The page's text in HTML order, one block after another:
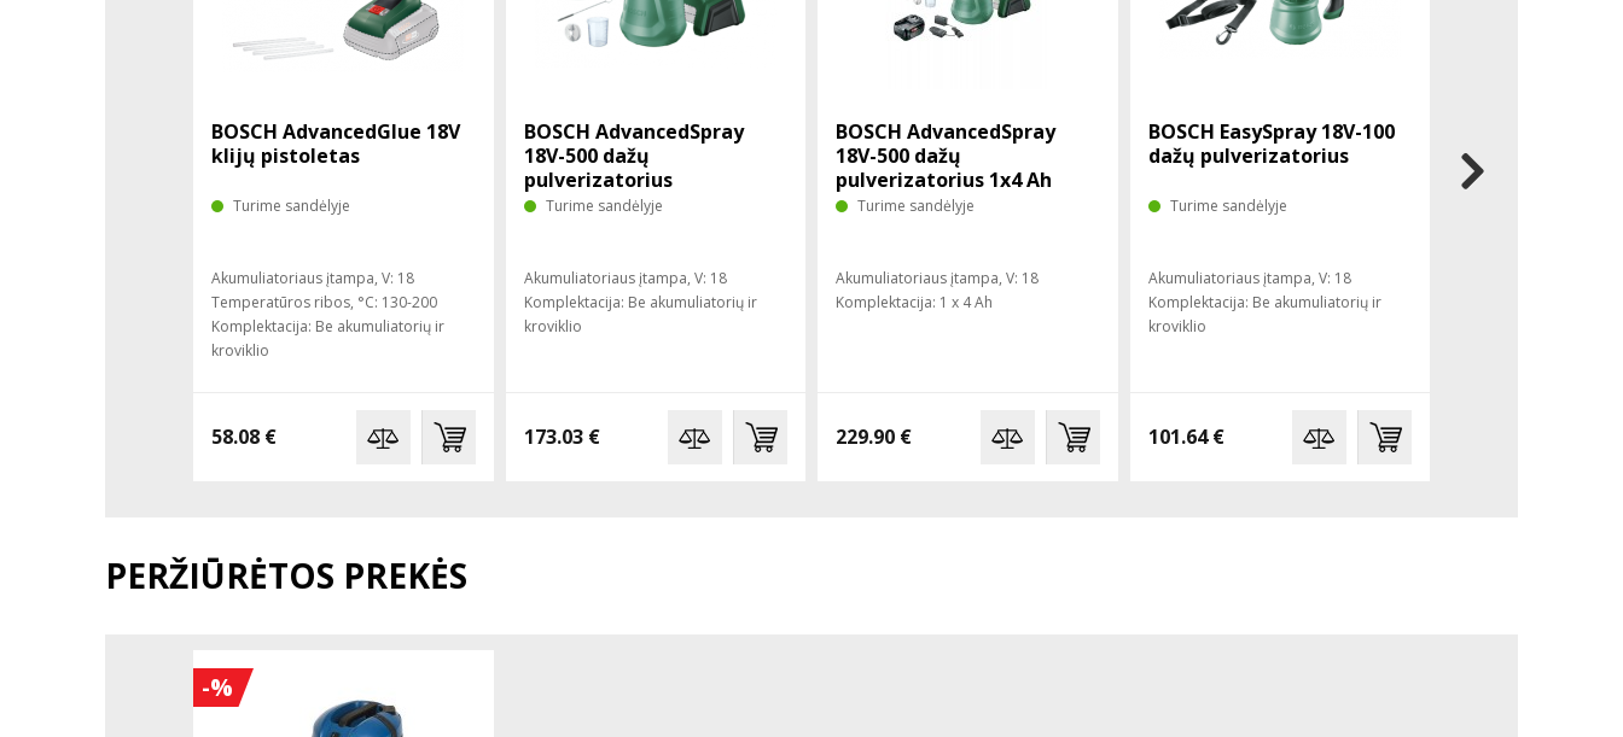
BOSCH AdvancedGlue 18V
klijų pistoletas
Turime sandėlyje
Akumuliatoriaus įtampa, V: 18
Temperatūros ribos, °C: 130-200
Komplektacija: Be akumuliatorių ir
kroviklio
58.08 €
BOSCH AdvancedSpray
18V-500 dažų
pulverizatorius
Turime sandėlyje
Akumuliatoriaus įtampa, V: 18
Komplektacija: Be akumuliatorių ir
kroviklio
173.03 €
BOSCH AdvancedSpray
18V-500 dažų
pulverizatorius 1x4 Ah
Turime sandėlyje
Akumuliatoriaus įtampa, V: 18
Komplektacija: 1 x 4 Ah
229.90 €
BOSCH EasySpray 18V-100
dažų pulverizatorius
Turime sandėlyje
Akumuliatoriaus įtampa, V: 18
Komplektacija: Be akumuliatorių ir
kroviklio
101.64 €
180 gręžtuvas
Boxx
PERŽIŪRĖTOS PREKĖS
-%